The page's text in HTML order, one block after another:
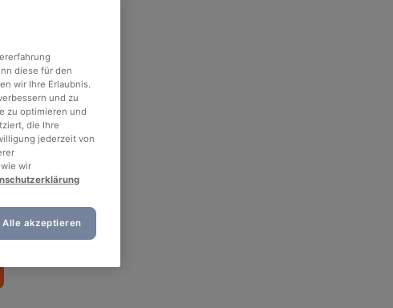
diese für den
wir Ihre Erlaubnis.
und zu
zu optimieren und
die Ihre
jederzeit von
wir
Alle akzeptieren